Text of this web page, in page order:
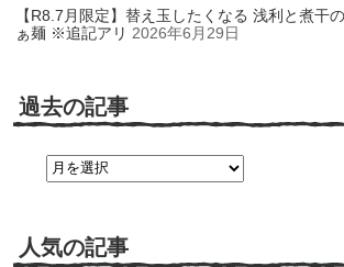
【R8.7月限定】替え玉したくなる 浅利と煮干
ぁ麺 ※追記アリ 2026年6月29日
過去の記事
人気の記事